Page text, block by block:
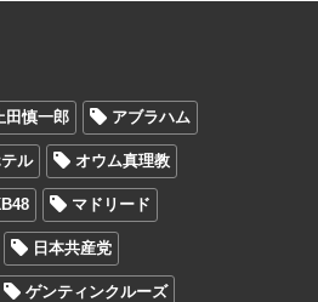
田慎一郎 アブラハム
ル オウム真理教
マドリード
日本共産党
ゲンティンクルーズ